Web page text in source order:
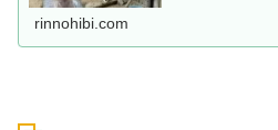
rinnohibi.com